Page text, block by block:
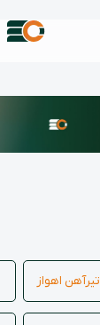
تیرآهن اهواز